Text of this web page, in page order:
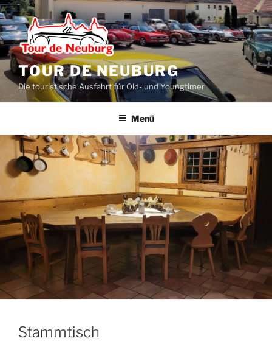
Zum
Inhalt
springen
TOUR DE NEUBURG
Die touristische Ausfahrt für Old- und Youngtimer
Menü
Stammtisch